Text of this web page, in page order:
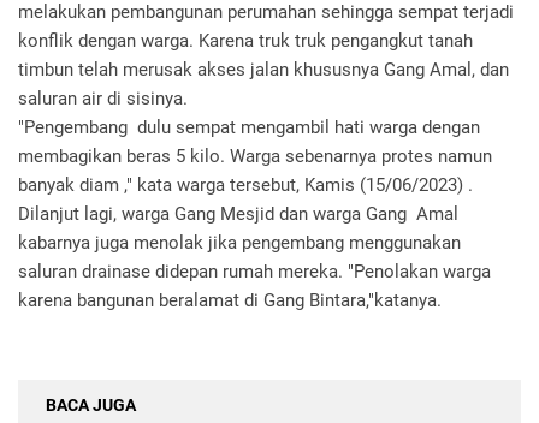
melakukan pembangunan perumahan sehingga sempat terjadi
konflik dengan warga. Karena truk truk pengangkut tanah
timbun telah merusak akses jalan khususnya Gang Amal, dan
saluran air di sisinya.
"Pengembang dulu sempat mengambil hati warga dengan
membagikan beras 5 kilo. Warga sebenarnya protes namun
banyak diam ," kata warga tersebut, Kamis (15/06/2023) .
Dilanjut lagi, warga Gang Mesjid dan warga Gang Amal
kabarnya juga menolak jika pengembang menggunakan
saluran drainase didepan rumah mereka. "Penolakan warga
karena bangunan beralamat di Gang Bintara,"katanya.
BACA JUGA